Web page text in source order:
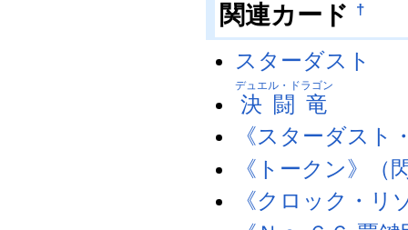
関連カード †
スターダスト
決闘竜
デュエル・ドラゴン
《スターダスト
《トークン》（
《クロック・リ